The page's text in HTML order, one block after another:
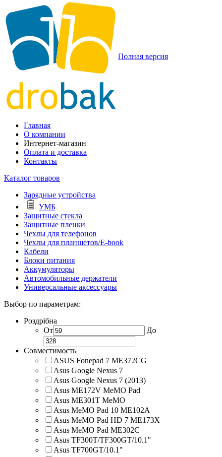
Полная версия
Главная
О компании
Интернет-магазин
Оплата и доставка
Контакты
Каталог товаров
Зарядные устройства
УМБ
Защитные стекла
Защитные пленки
Чехлы для телефонов
Чехлы для планшетов/E-book
Кабели
Блоки питания
Аккумуляторы
Автомобильные держатели
Универсальные аксессуары
Выбор по параметрам:
Роздрібна
От
До
Совместимость
ASUS Fonepad 7 ME372CG
Asus Google Nexus 7
Asus Google Nexus 7 (2013)
Asus ME172V MeMO Pad
Asus ME301T MeMO
Asus MeMO Pad 10 ME102A
Asus MeMO Pad HD 7 ME173X
Asus MeMO Pad ME302C
Asus TF300T/TF300GT/10.1"
Asus TF700GT/10.1"